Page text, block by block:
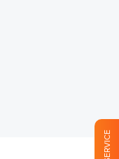
SERVICE